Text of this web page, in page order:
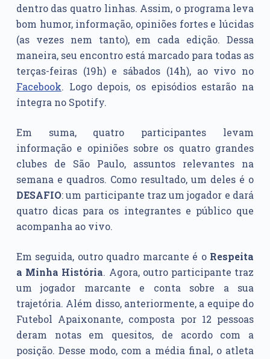
dentro das quatro linhas. Assim, o programa leva
bom humor, informação, opiniões fortes e lúcidas
(as vezes nem tanto), em cada edição. Dessa
maneira, seu encontro está marcado para todas as
terças-feiras (19h) e sábados (14h), ao vivo no
Facebook. Logo depois, os episódios estarão na
íntegra no Spotify.
Em suma, quatro participantes levam
informação e opiniões sobre os quatro grandes
clubes de São Paulo, assuntos relevantes na
semana e quadros. Como resultado, um deles é o
DESAFIO: um participante traz um jogador e dará
quatro dicas para os integrantes e público que
acompanha ao vivo.
Em seguida, outro quadro marcante é o Respeita
a Minha História. Agora, outro participante traz
um jogador marcante e conta sobre a sua
trajetória. Além disso, anteriormente, a equipe do
Futebol Apaixonante, composta por 12 pessoas
deram notas em quesitos, de acordo com a
posição. Desse modo, com a média final, o atleta